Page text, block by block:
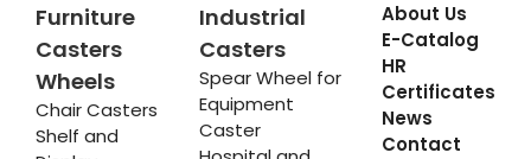
Furniture
Casters
Wheels
Chair Casters
Shelf and
Industrial
Casters
Spear Wheel for
Equipment
Caster
About Us
E-Catalog
HR
Certificates
News
Contact